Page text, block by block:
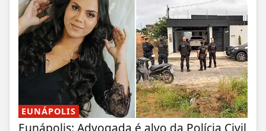
EUNÁPOLIS
Eunápolis: Advogada é alvo da Polícia Civil